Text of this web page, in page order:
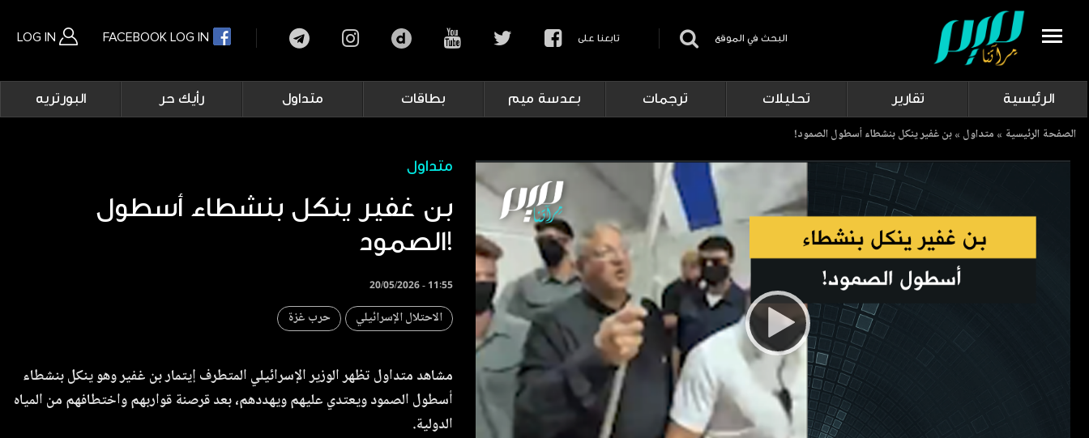
LOG IN FACEBOOK LOG IN البحث في الموقع تابعنا على
Main
navigation
الرئيسية تقارير تحليلات ترجمات بعدسة ميم بطاقات متداول رأيك حر البورتريه
Breadcrumb
الصفحة الرئيسية متداول بن غفير ينكل بنشطاء أسطول الصمود!
متداول
بن غفير ينكل بنشطاء أسطول
الصمود!
20/05/2026 - 11:55
الاحتلال الإسرائيلي حرب غزة
مشاهد متداول تظهر الوزير الإسرائيلي المتطرف إيتمار بن غفير وهو ينكل بنشطاء
أسطول الصمود ويعتدي عليهم ويهددهم، بعد قرصنة قواربهم واختطافهم من المياه
الدولية.